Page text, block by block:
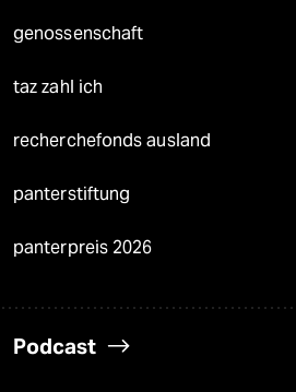
genossenschaft
taz zahl ich
recherchefonds ausland
panterstiftung
panterpreis 2026
Podcast